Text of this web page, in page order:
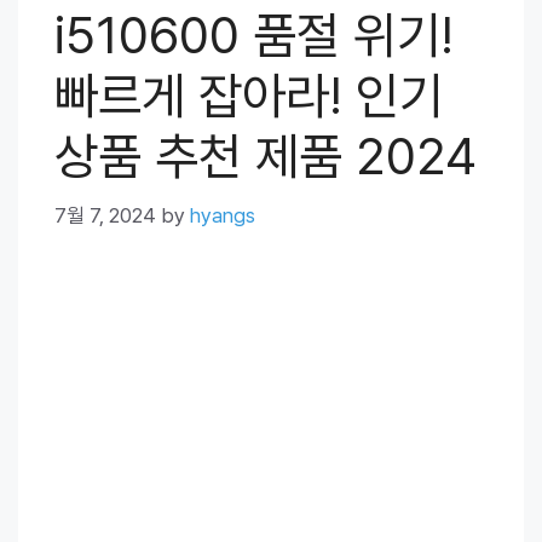
i510600 품절 위기!
빠르게 잡아라! 인기
상품 추천 제품 2024
7월 7, 2024 by hyangs